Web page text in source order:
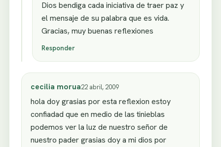
Dios bendiga cada iniciativa de traer paz y
el mensaje de su palabra que es vida.
Gracias, muy buenas reflexiones
Responder
cecilia morua22 abril, 2009
hola doy grasias por esta reflexion estoy
confiadad que en medio de las tinieblas
podemos ver la luz de nuestro señor de
nuestro pader grasias doy a mi dios por